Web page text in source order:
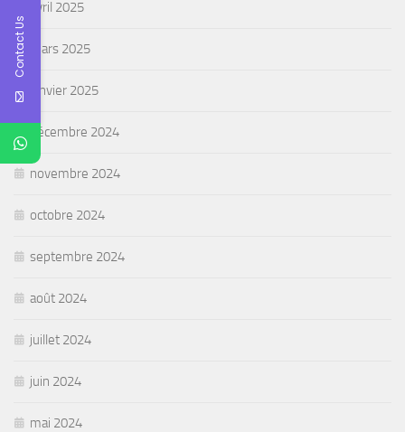
avril 2025
mars 2025
janvier 2025
décembre 2024
novembre 2024
octobre 2024
septembre 2024
août 2024
juillet 2024
juin 2024
mai 2024
Contact Us